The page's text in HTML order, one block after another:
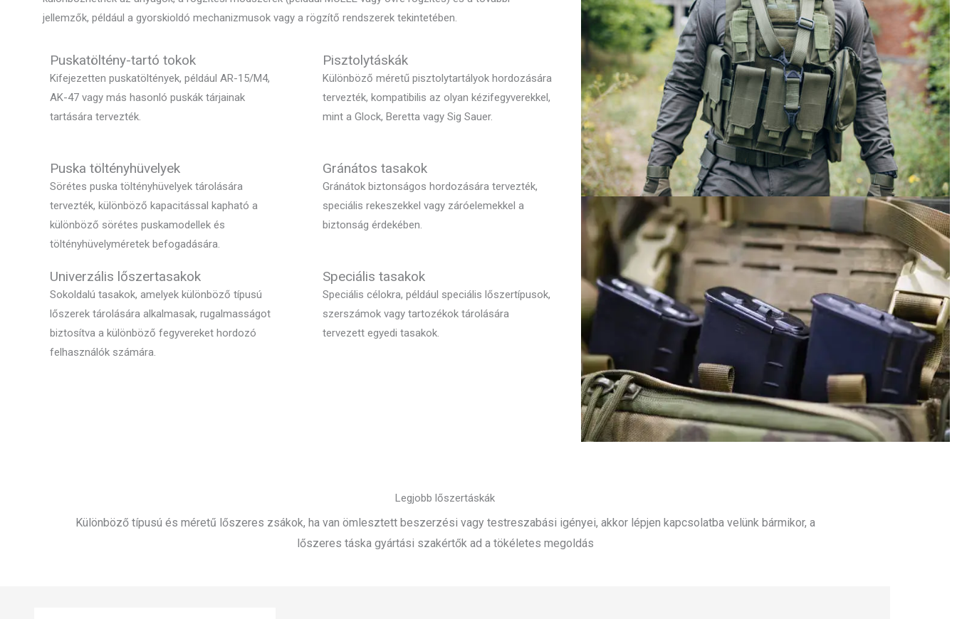
jellemzők, például a gyorskioldó mechanizmusok vagy a rögzítő rendszerek tekintetében.
Puskatöltény-tartó tokok
Kifejezetten puskatöltények, például AR-15/M4,
AK-47 vagy más hasonló puskák tárjainak
tartására tervezték.
Pisztolytáskák
Különböző méretű pisztolytartályok hordozására
tervezték, kompatibilis az olyan kézifegyverekkel,
mint a Glock, Beretta vagy Sig Sauer.
Puska töltényhüvelyek
Sörétes puska töltényhüvelyek tárolására
tervezték, különböző kapacitással kapható a
különböző sörétes puskamodellek és
töltényhüvelyméretek befogadására.
Gránátos tasakok
Gránátok biztonságos hordozására tervezték,
speciális rekeszekkel vagy záróelemekkel a
biztonság érdekében.
Univerzális lőszertasakok
Sokoldalú tasakok, amelyek különböző típusú
lőszerek tárolására alkalmasak, rugalmasságot
biztosítva a különböző fegyvereket hordozó
felhasználók számára.
Speciális tasakok
Speciális célokra, például speciális lőszertípusok,
szerszámok vagy tartozékok tárolására
tervezett egyedi tasakok.
Legjobb lőszertáskák
Különböző típusú és méretű lőszeres zsákok, ha van ömlesztett beszerzési vagy testreszabási igényei, akkor lépjen kapcsolatba velünk bármikor, a
lőszeres táska gyártási szakértők ad a tökéletes megoldás